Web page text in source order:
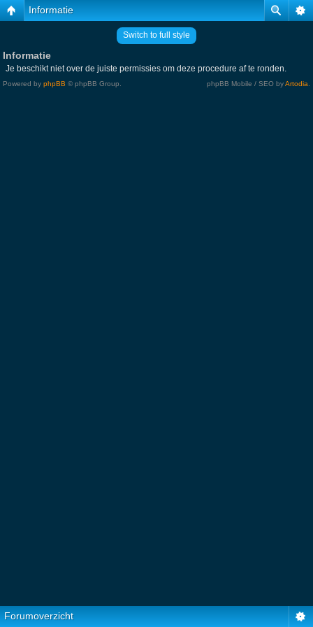
Informatie
Switch to full style
Informatie
Je beschikt niet over de juiste permissies om deze procedure af te ronden.
Powered by phpBB © phpBB Group. phpBB Mobile / SEO byArtodia
Forumoverzicht